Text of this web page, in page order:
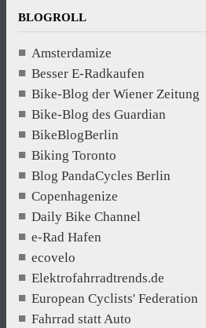
BLOGROLL
Amsterdamize
Besser E-Radkaufen
Bike-Blog der Wiener Zeitung
Bike-Blog des Guardian
BikeBlogBerlin
Biking Toronto
Blog PandaCycles Berlin
Copenhagenize
Daily Bike Channel
e-Rad Hafen
ecovelo
Elektrofahrradtrends.de
European Cyclists' Federation
Fahrrad statt Auto